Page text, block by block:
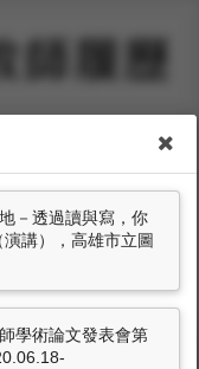
－透過讀與寫，你
講），高雄市立圖
學術論文發表會第